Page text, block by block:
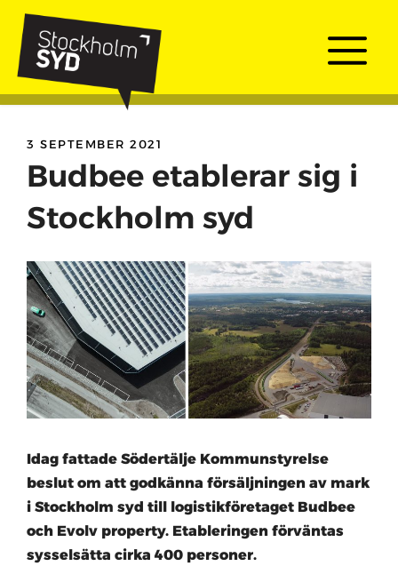
Skip
content
3 SEPTEMBER 2021
Budbee etablerar sig i
Stockholm syd
Idag fattade Södertälje Kommunstyrelse
beslut om att godkänna försäljningen av mark
i Stockholm syd till logistikföretaget Budbee
och Evolv property. Etableringen förväntas
sysselsätta cirka 400 personer.